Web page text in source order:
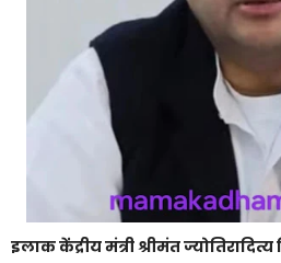
इलाक केंद्रीय मंत्री श्रीमंत